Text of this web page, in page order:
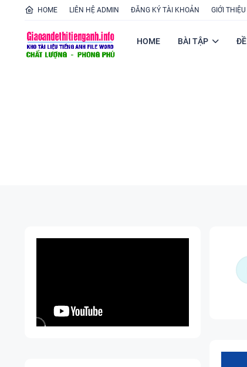
HOME LIÊN HỆ ADMIN ĐĂNG KÝ TÀI KHOẢN GIỚI
HOME BÀI TẬP